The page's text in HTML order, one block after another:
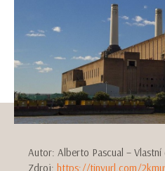
Autor: Alberto Pascual – Vlastní
Zdroj: https://tinyurl.com/